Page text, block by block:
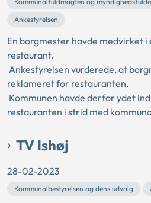
Ankestyrelsen
En borgmester havde medvirket i
restaurant.
Ankestyrelsen vurderede, at
reklameret for restauranten.
Kommunen havde derfor ydet
restauranten i strid med
TV Ishøj
28-02-2023
Kommunalbestyrelsen og dens udvalg